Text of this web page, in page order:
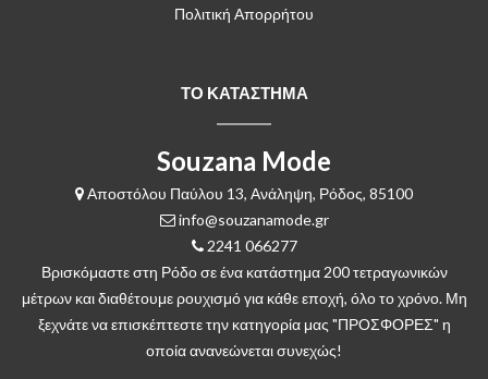
Πολιτική Απορρήτου
ΤΟ ΚΑΤΑΣΤΗΜΑ
Souzana Mode
Αποστόλου Παύλου 13, Ανάληψη, Ρόδος, 85100
info@souzanamode.gr
2241 066277
Βρισκόμαστε στη Ρόδο σε ένα κατάστημα 200 τετραγωνικών
μέτρων και διαθέτουμε ρουχισμό για κάθε εποχή, όλο το χρόνο. Μη
ξεχνάτε να επισκέπτεστε την κατηγορία μας "ΠΡΟΣΦΟΡΕΣ" η
οποία ανανεώνεται συνεχώς!